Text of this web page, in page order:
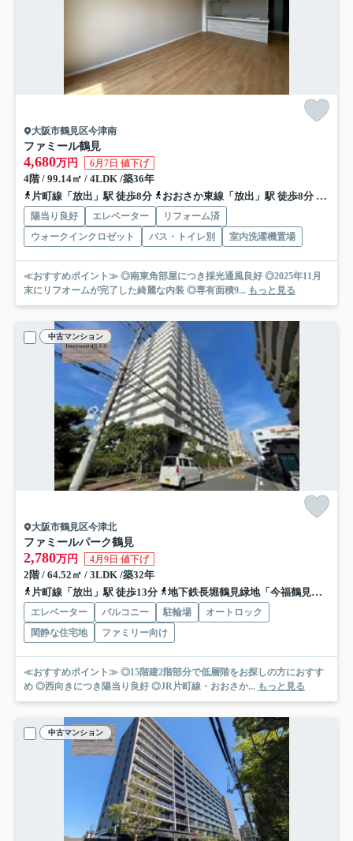
大阪市鶴見区今津南
ファミール鶴見
4,680万円 6月7日 値下げ
4階 / 99.14㎡ / 4LDK /築36年
片町線「放出」駅 徒歩8分
おおさか東線「放出」駅 徒歩8分 地下
陽当り良好 エレベーター
リフォーム済
ウォークインクロゼット
バス・トイレ別 室内洗濯機置場
≪おすすめポイント≫ ◎南東角部屋につき採光通風良好 ◎2025年11月
末にリフオームが完了した綺麗な内装 ◎専有面積9... もっと見る
中古マンション
大阪市鶴見区今津北
ファミールパーク鶴見
2,780万円 4月9日 値下げ
2階 / 64.52㎡ / 3LDK /築32年
片町線「放出」駅 徒歩13分
地下鉄長堀鶴見緑地「今福鶴見」駅 徒歩20分
エレベーター バルコニー 駐輪場
オートロック
閑静な住宅地
ファミリー向け
≪おすすめポイント≫ ◎15階建2階部分で低層階をお探しの方におすす
め ◎西向きにつき陽当り良好 ◎JR片町線・おおさか... もっと見る
中古マンション